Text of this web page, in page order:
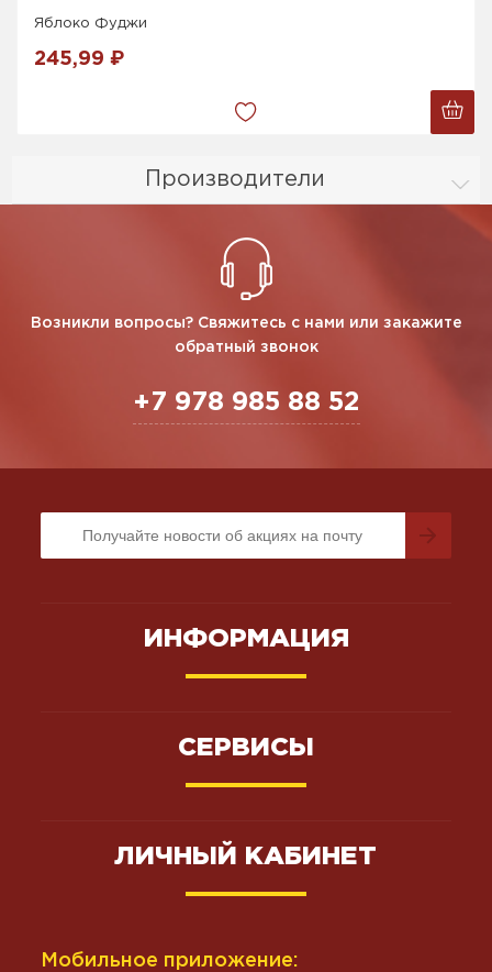
Производители
Яблоко Фуджи
245,99 ₽
Возникли вопросы? Свяжитесь с нами или закажите
обратный звонок
+7 978 985 88 52
ИНФОРМАЦИЯ
СЕРВИСЫ
ЛИЧНЫЙ КАБИНЕТ
Мобильное приложение: